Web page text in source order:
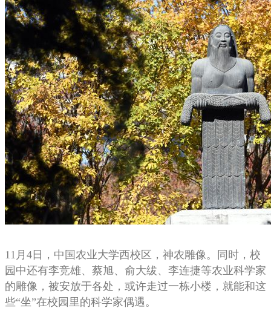
11月4日，中国农业大学西校区，神农雕像。同时，校
园中还有李竞雄、蔡旭、俞大绂、李连捷等农业科学家
的雕像，被安放于各处，或许走过一栋小楼，就能和这
些“坐”在校园里的科学家偶遇。